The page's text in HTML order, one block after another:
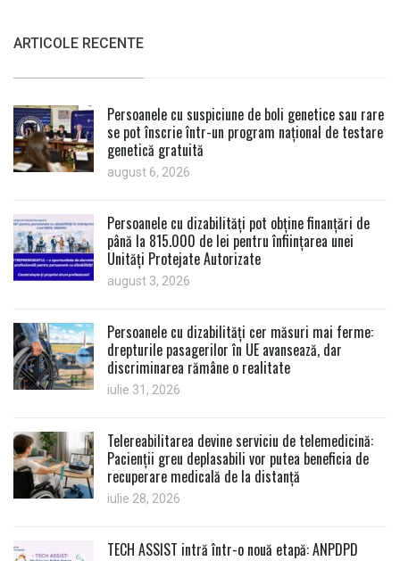
ARTICOLE RECENTE
Persoanele cu suspiciune de boli genetice sau rare
se pot înscrie într-un program național de testare
genetică gratuită
august 6, 2026
Persoanele cu dizabilități pot obține finanțări de
până la 815.000 de lei pentru înființarea unei
Unități Protejate Autorizate
august 3, 2026
Persoanele cu dizabilități cer măsuri mai ferme:
drepturile pasagerilor în UE avansează, dar
discriminarea rămâne o realitate
iulie 31, 2026
Telereabilitarea devine serviciu de telemedicină:
Pacienții greu deplasabili vor putea beneficia de
recuperare medicală de la distanță
iulie 28, 2026
TECH ASSIST intră într-o nouă etapă: ANPDPD